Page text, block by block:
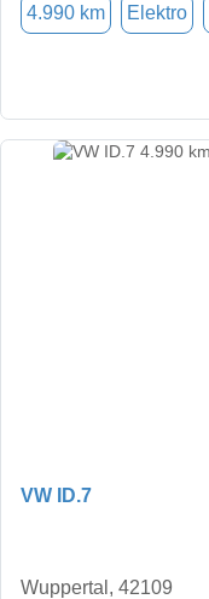
4.990 km Elektro
VW ID.7
Wuppertal, 42109